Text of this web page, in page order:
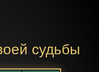
судьбы